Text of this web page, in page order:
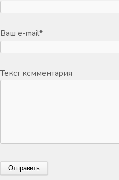
Ваш e-mail*
Текст комментария